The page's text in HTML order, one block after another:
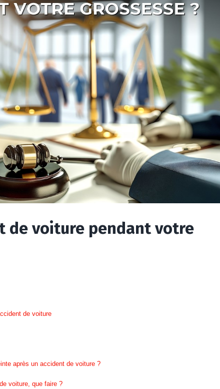
de voiture pendant votre
de voiture
après un accident de voiture ?
voiture, que faire ?